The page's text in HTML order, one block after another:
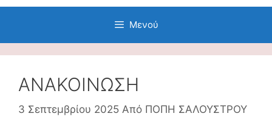
Μενού
ΑΝΑΚΟΙΝΩΣΗ
3 Σεπτεμβρίου 2025 Από ΠΟΠΗ ΣΑΛΟΥΣΤΡΟΥ